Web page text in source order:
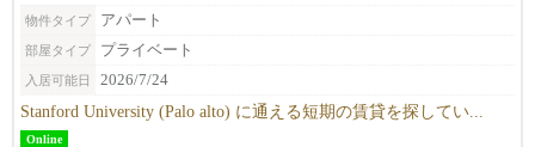
物件タイプ アパート
部屋タイプ プライベート
入居可能日 2026/7/24
Stanford University (Palo alto) に通える短期の賃貸を探してい...
Online